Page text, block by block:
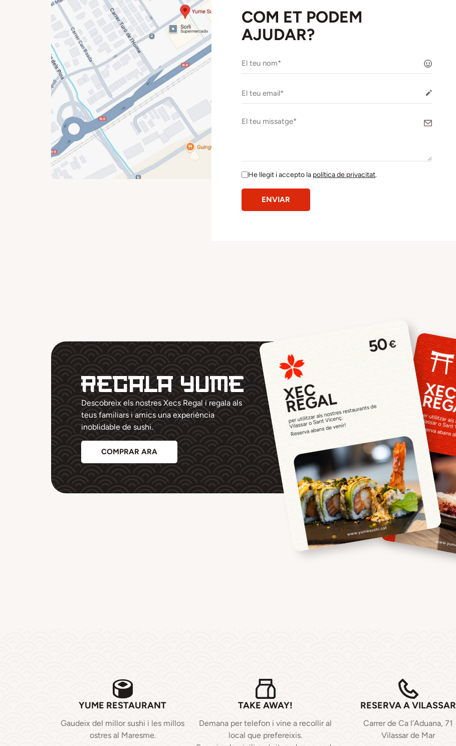
COM ET PODEM
AJUDAR?
He llegit i accepto la política de privacitat.
ENVIAR
Regala Yume
Descobreix els nostres Xecs Regal i regala als
teus familiars i amics una experiència
inoblidable de sushi.
COMPRAR ARA
YUME RESTAURANT
Gaudeix del millor sushi i les millos
ostres al Maresme.
TAKE AWAY!
Demana per telefon i vine a recollir al
local que prefereixis.
RESERVA A VILASSAR
Carrer de Ca l’Aduana, 71
Vilassar de Mar